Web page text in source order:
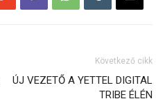
Következő cikk
ÚJ VEZETŐ A YETTEL DIGITAL
TRIBE ÉLÉN